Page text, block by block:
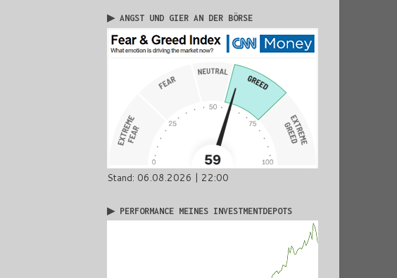
▶ ANGST UND GIER AN DER BÖRSE
Stand: 06.08.2026 | 22:00
▶ PERFORMANCE MEINES INVESTMENTDEPOTS